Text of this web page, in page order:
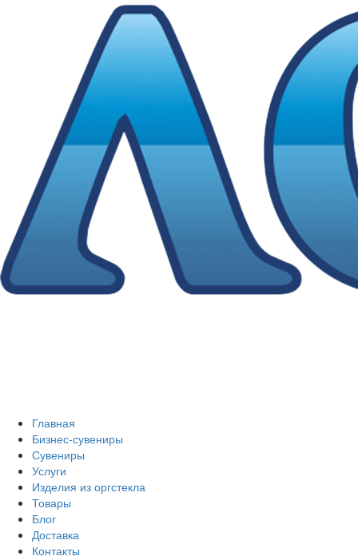
Главная
Бизнес-сувениры
Сувениры
Услуги
Изделия из оргстекла
Товары
Блог
Доставка
Контакты